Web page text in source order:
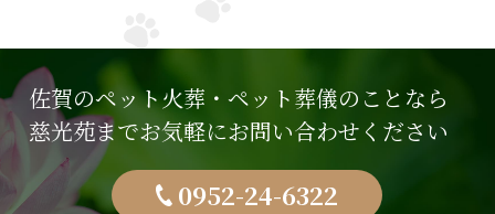
佐賀のペット火葬・ペット葬儀のことなら
慈光苑までお気軽にお問い合わせください
0952-24-6322